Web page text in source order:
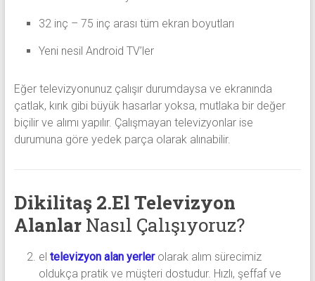
32 inç – 75 inç arası tüm ekran boyutları
Yeni nesil Android TV’ler
Eğer televizyonunuz çalışır durumdaysa ve ekranında
çatlak, kırık gibi büyük hasarlar yoksa, mutlaka bir değer
biçilir ve alımı yapılır. Çalışmayan televizyonlar ise
durumuna göre yedek parça olarak alınabilir.
Dikilitaş 2.El Televizyon
Alanlar Nasıl Çalışıyoruz?
el televizyon alan yerlerolarak alım sürecimiz
oldukça pratik ve müşteri dostudur. Hızlı, şeffaf ve